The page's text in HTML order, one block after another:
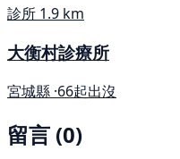
診所 1.9 km
大衡村診療所
宮城縣 ·66起出沒
留言 (0)